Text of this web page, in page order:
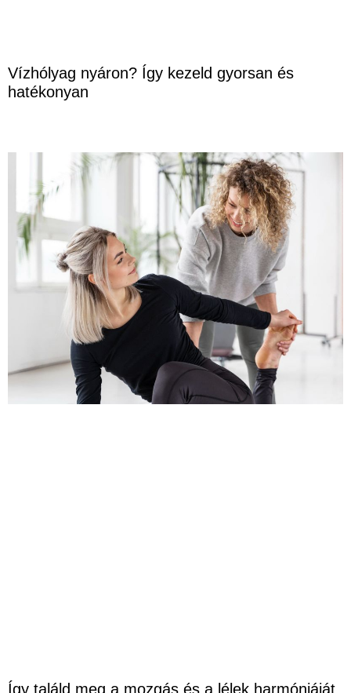
Vízhólyag nyáron? Így kezeld gyorsan és
hatékonyan
Így találd meg a mozgás és a lélek harmóniáját